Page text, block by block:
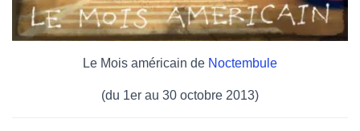
Le Mois américain de Noctembule
(du 1er au 30 octobre 2013)